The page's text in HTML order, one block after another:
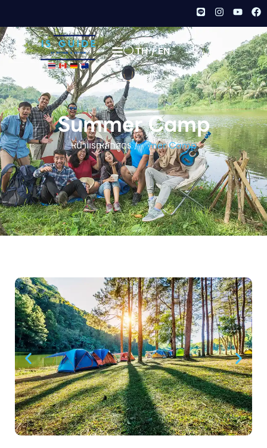
TH / EN
Summer Camp
หน้าเเรก /หลักสูตร /Summer Camp